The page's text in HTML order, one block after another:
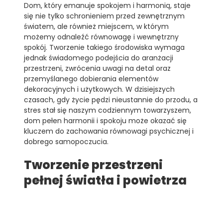
Dom, który emanuje spokojem i harmonią, staje
się nie tylko schronieniem przed zewnętrznym
światem, ale również miejscem, w którym
możemy odnaleźć równowagę i wewnętrzny
spokój. Tworzenie takiego środowiska wymaga
jednak świadomego podejścia do aranżacji
przestrzeni, zwrócenia uwagi na detal oraz
przemyślanego dobierania elementów
dekoracyjnych i użytkowych. W dzisiejszych
czasach, gdy życie pędzi nieustannie do przodu, a
stres stał się naszym codziennym towarzyszem,
dom pełen harmonii i spokoju może okazać się
kluczem do zachowania równowagi psychicznej i
dobrego samopoczucia.
Tworzenie przestrzeni
pełnej światła i powietrza